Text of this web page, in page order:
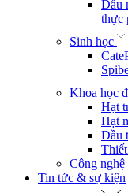
Dầu
thực
Sinh học
Khoa học
Hạt
Hạt
Dầu
Công nghệ
Tin tức & sự kiện